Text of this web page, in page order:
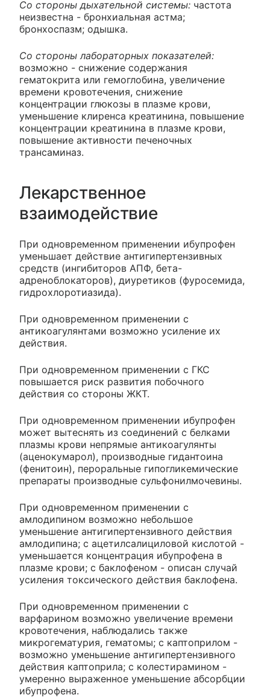
Со стороны дыхательной системы: частота
неизвестна - бронхиальная астма;
бронхоспазм; одышка.
Со стороны лабораторных показателей:
возможно - снижение содержания
гематокрита или гемоглобина, увеличение
времени кровотечения, снижение
концентрации глюкозы в плазме крови,
уменьшение клиренса креатинина, повышение
концентрации креатинина в плазме крови,
повышение активности печеночных
трансаминаз.
Лекарственное
взаимодействие
При одновременном применении ибупрофен
уменьшает действие антигипертензивных
средств (ингибиторов АПФ, бета-
адреноблокаторов), диуретиков (фуросемида,
гидрохлоротиазида).
При одновременном применении с
антикоагулянтами возможно усиление их
действия.
При одновременном применении с ГКС
повышается риск развития побочного
действия со стороны ЖКТ.
При одновременном применении ибупрофен
может вытеснять из соединений с белками
плазмы крови непрямые антикоагулянты
(аценокумарол), производные гидантоина
(фенитоин), пероральные гипогликемические
препараты производные сульфонилмочевины.
При одновременном применении с
амлодипином возможно небольшое
уменьшение антигипертензивного действия
амлодипина; с ацетилсалициловой кислотой -
уменьшается концентрация ибупрофена в
плазме крови; с баклофеном - описан случай
усиления токсического действия баклофена.
При одновременном применении с
варфарином возможно увеличение времени
кровотечения, наблюдались также
микрогематурия, гематомы; с каптоприлом -
возможно уменьшение антигипертензивного
действия каптоприла; с колестирамином -
умеренно выраженное уменьшение абсорбции
ибупрофена.